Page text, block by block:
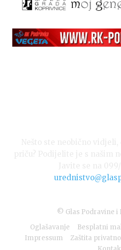
© Glas Podravine i
Oglašavanje
Besplatni
Impressum
Zaštita